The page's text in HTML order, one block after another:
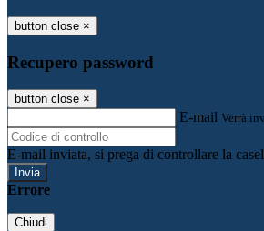
button close ×
Recupero password
button close ×
E-mail Verrà
E-mail inviata, si prega di controllare la
Errore
Chiudi